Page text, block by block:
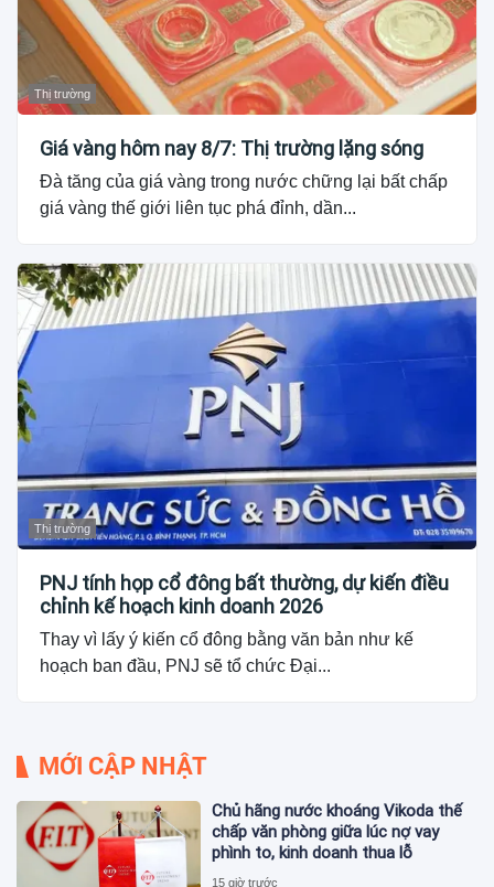
Thị trường
Giá vàng hôm nay 8/7: Thị trường lặng sóng
Đà tăng của giá vàng trong nước chững lại bất chấp
giá vàng thế giới liên tục phá đỉnh, dần...
Thị trường
PNJ tính họp cổ đông bất thường, dự kiến điều
chỉnh kế hoạch kinh doanh 2026
Thay vì lấy ý kiến cổ đông bằng văn bản như kế
hoạch ban đầu, PNJ sẽ tổ chức Đại...
MỚI CẬP NHẬT
Chủ hãng nước khoáng Vikoda thế
chấp văn phòng giữa lúc nợ vay
phình to, kinh doanh thua lỗ
15 giờ trước